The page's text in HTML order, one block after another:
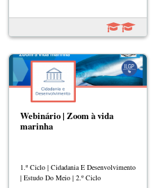
Webinário | Zoom à vida
marinha
1.º Ciclo | Cidadania E Desenvolvimento
| Estudo Do Meio | 2.º Ciclo